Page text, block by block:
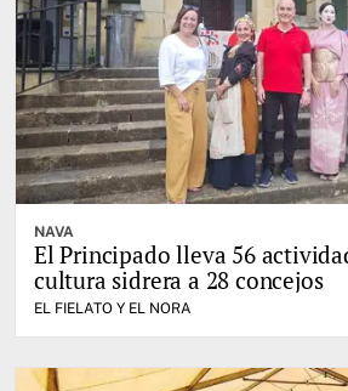
NAVA
El Principado lleva 56
cultura sidrera a 28 concejos
EL FIELATO Y EL NORA